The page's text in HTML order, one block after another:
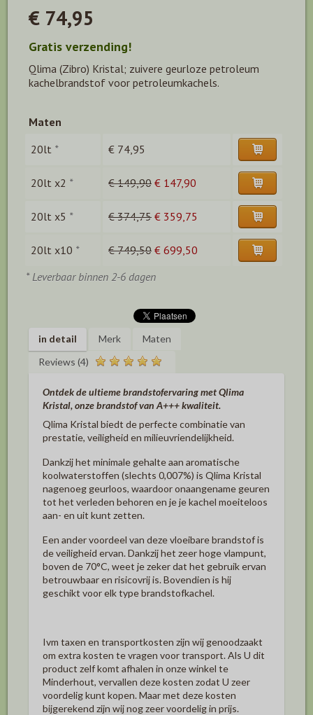
€ 74,95
Gratis verzending!
Qlima (Zibro) Kristal; zuivere geurloze petroleum
kachelbrandstof voor petroleumkachels.
Maten
20lt * € 74,95
20lt x2 * € 149,90 € 147,90
20lt x5 * € 374,75 € 359,75
20lt x10 * € 749,50 € 699,50
* Leverbaar binnen 2-6 dagen
in detail Merk
Maten
Reviews (4)
Ontdek de ultieme brandstofervaring met Qlima
Kristal, onze brandstof van A+++ kwaliteit.
Qlima Kristal biedt de perfecte combinatie van
prestatie, veiligheid en milieuvriendelijkheid.
Dankzij het minimale gehalte aan aromatische
koolwaterstoffen (slechts 0,007%) is Qlima Kristal
nagenoeg geurloos, waardoor onaangename geuren
tot het verleden behoren en je je kachel moeiteloos
aan- en uit kunt zetten.
Een ander voordeel van deze vloeibare brandstof is
de veiligheid ervan. Dankzij het zeer hoge vlampunt,
boven de 70°C, weet je zeker dat het gebruik ervan
betrouwbaar en risicovrij is. Bovendien is hij
geschikt voor elk type brandstofkachel.
Ivm taxen en transportkosten zijn wij genoodzaakt
om extra kosten te vragen voor transport. Als U dit
product zelf komt afhalen in onze winkel te
Minderhout, vervallen deze kosten zodat U zeer
voordelig kunt kopen. Maar met deze kosten
bijgerekend zijn wij nog zeer voordelig in prijs.